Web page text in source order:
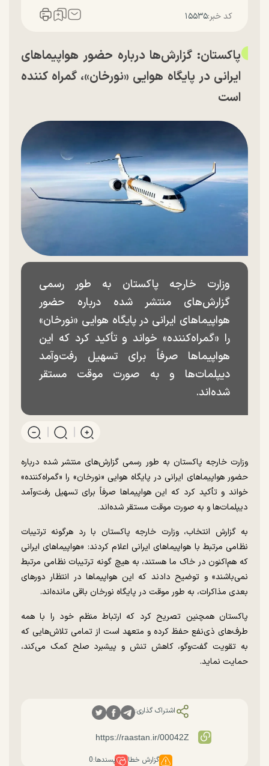
کد خبر:۱۵۵۳۵
پاکستان: گزارش‌ها درباره حضور هواپیما‌های
ایرانی در پایگاه هوایی «نورخان»، گمراه کننده
است
وزارت خارجه پاکستان به طور رسمی
گزارش‌های منتشر شده درباره حضور
هواپیما‌های ایرانی در پایگاه هوایی «نورخان»
را «گمراه‌کننده» خواند و تأکید کرد که این
هواپیما‌ها صرفاً برای تسهیل رفت‌وآمد
دیپلمات‌ها و به صورت موقت مستقر
شده‌اند.
وزارت خارجه پاکستان به طور رسمی گزارش‌های منتشر شده درباره
حضور هواپیما‌های ایرانی در پایگاه هوایی «نورخان» را «گمراه‌کننده»
خواند و تأکید کرد که این هواپیما‌ها صرفاً برای تسهیل رفت‌وآمد
دیپلمات‌ها و به صورت موقت مستقر شده‌اند.
به گزارش انتخاب، وزارت خارجه پاکستان با رد هرگونه ترتیبات
نظامی مرتبط با هواپیما‌های ایرانی اعلام کردند: «هواپیما‌های ایرانی
که هم‌اکنون در خاک ما هستند، به هیچ گونه ترتیبات نظامی مرتبط
نمی‌باشند» و توضیح دادند که این هواپیما‌ها در انتظار دور‌های
بعدی مذاکرات، به طور موقت در پایگاه نورخان باقی مانده‌اند.
پاکستان همچنین تصریح کرد که ارتباط منظم خود را با همه
طرف‌های ذی‌نفع حفظ کرده و متعهد است از تمامی تلاش‌هایی که
به تقویت گفت‌و‌گو، کاهش تنش و پیشبرد صلح کمک می‌کند،
حمایت نماید.
اشتراک گذاری:
گزارش خطا پسندها:0